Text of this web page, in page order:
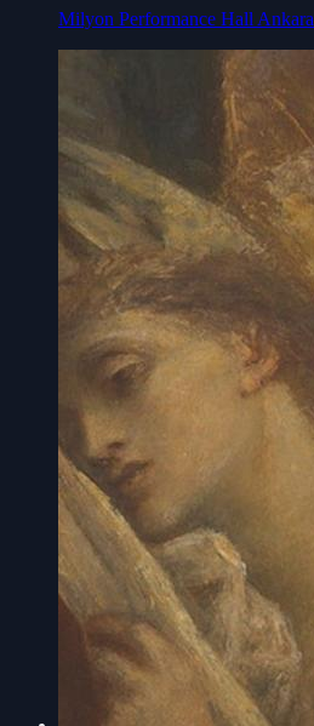
Milyon Performance Hall Ankara